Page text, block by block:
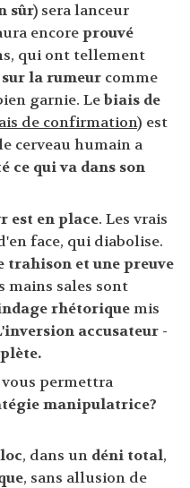
sûr) sera lanceur
encoreprouvé
qui ont tellement
la rumeur comme
garnie. Lebiais de
de confirmation) est
cerveau humain a
ce qui va dans son
est en place. Les vrais
face, qui diabolise.
trahison et une preuve
mains sales sont
rhétoriquemis
accusateur -
permettra
manipulatrice?
, dans un déni total,
, sans allusion de